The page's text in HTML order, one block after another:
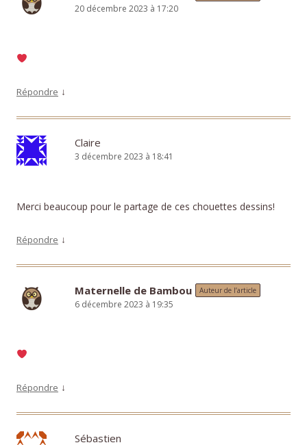
20 décembre 2023 à 17:20
Répondre ↓
Claire
3 décembre 2023 à 18:41
Merci beaucoup pour le partage de ces chouettes dessins!
Répondre ↓
Maternelle de Bambou Auteur de l’article
6 décembre 2023 à 19:35
Répondre ↓
Sébastien